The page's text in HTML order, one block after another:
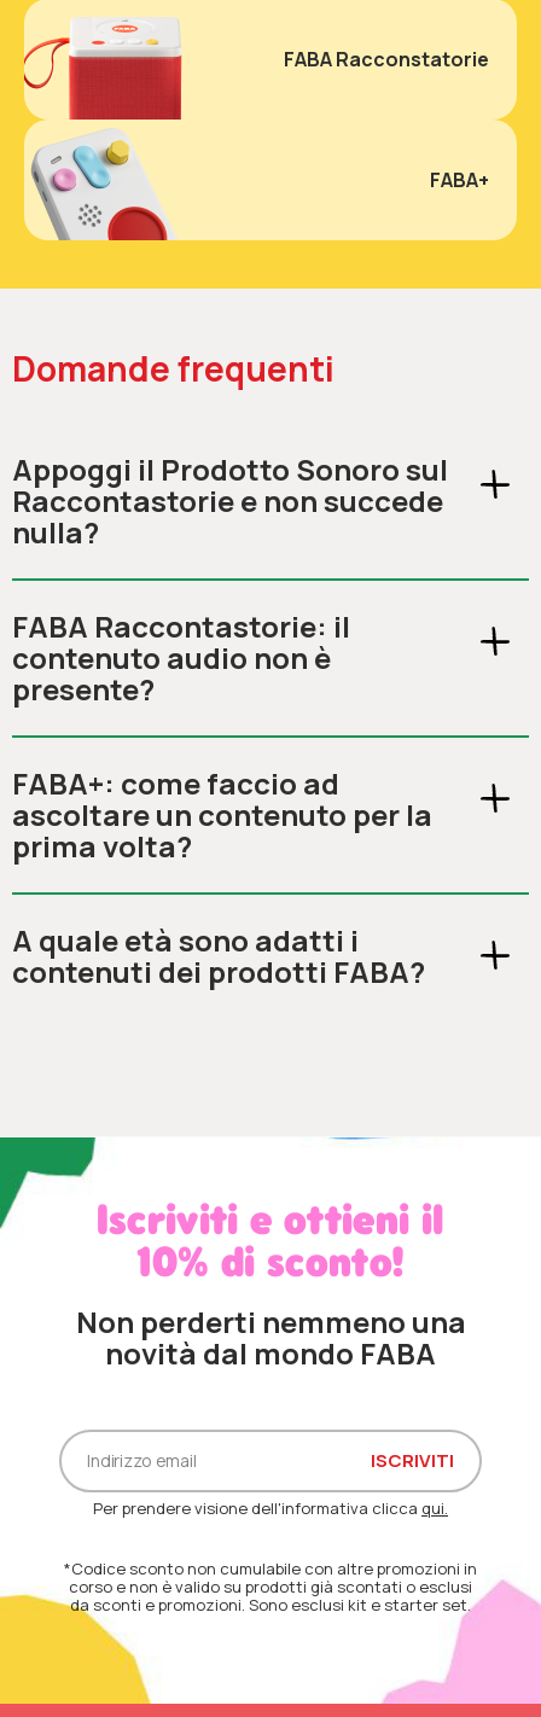
FABA Racconstatorie
FABA+
Domande frequenti
Appoggi il Prodotto Sonoro sul
Raccontastorie e non succede
nulla?
FABA Raccontastorie: il
contenuto audio non è
presente?
FABA+: come faccio ad
ascoltare un contenuto per la
prima volta?
A quale età sono adatti i
contenuti dei prodotti FABA?
Iscriviti e ottieni il
10% di sconto!
Non perderti nemmeno una
novità dal mondo FABA
Per prendere visione dell'informativa clicca qui.
*Codice sconto non cumulabile con altre promozioni in
corso e non è valido su prodotti già scontati o esclusi
da sconti e promozioni. Sono esclusi kit e starter set.